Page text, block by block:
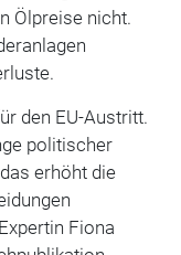
Ölpreise nicht.
den EU-Austritt.
politischer
erhöht die
Fiona